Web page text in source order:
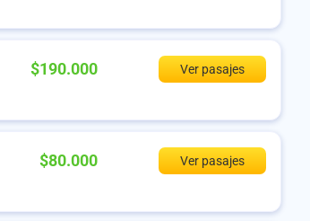
$190.000
Ver pasajes
$80.000
Ver pasajes